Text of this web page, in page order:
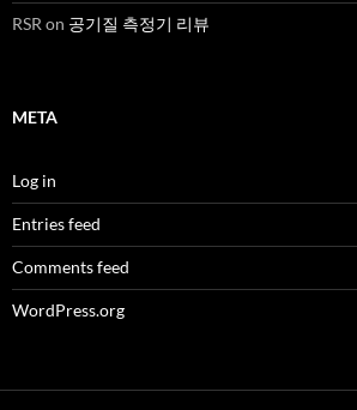
RSR on 공기질 측정기 리뷰
META
Log in
Entries feed
Comments feed
WordPress.org